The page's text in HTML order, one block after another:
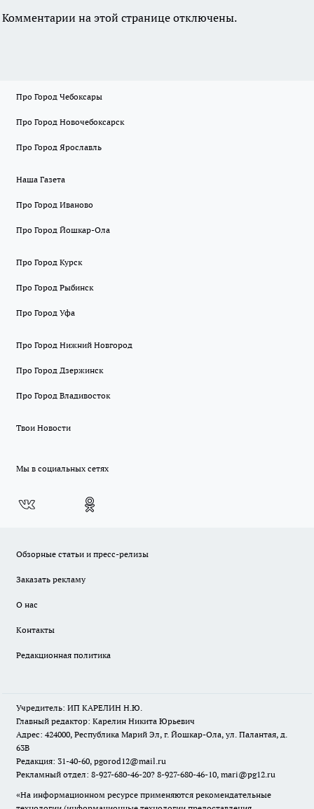
Комментарии на этой странице отключены.
Про Город Чебоксары
Про Город Новочебоксарск
Про Город Ярославль
Наша Газета
Про Город Иваново
Про Город Йошкар-Ола
Про Город Курск
Про Город Рыбинск
Про Город Уфа
Про Город Нижний Новгород
Про Город Дзержинск
Про Город Владивосток
Твои Новости
Мы в социальных сетях
Обзорные статьи и пресс-релизы
Заказать рекламу
О нас
Контакты
Редакционная политика
Учредитель: ИП КАРЕЛИН Н.Ю.
Главный редактор: Карелин Никита Юрьевич
Адрес: 424000, Республика Марий Эл, г. Йошкар-Ола, ул. Палантая, д.
63В
Редакция: 31-40-60, pgorod12@mail.ru
Рекламный отдел: 8-927-680-46-20? 8-927-680-46-10, mari@pg12.ru
«На информационном ресурсе применяются рекомендательные